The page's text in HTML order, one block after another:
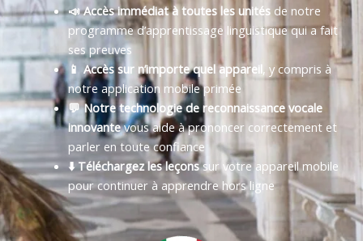
📣 Accès immédiat à toutes les unitésde notre
programme d’apprentissage linguistique qui a fait
ses preuves
📱 Accès sur n’importe quel appareil, y compris à
notre application mobile primée
💬 Notre technologie de reconnaissance vocale
innovantevous aide à prononcer correctement et
parler en toute confiance
⬇️ Téléchargez les leçonssur votre appareil mobile
pour continuer à apprendre hors ligne